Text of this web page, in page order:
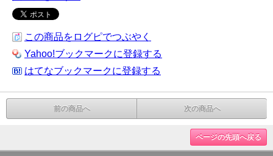
この商品をログピでつぶやく
Yahoo!ブックマークに登録する
はてなブックマークに登録する
前の商品へ 次の商品へ
ページの先頭へ戻る